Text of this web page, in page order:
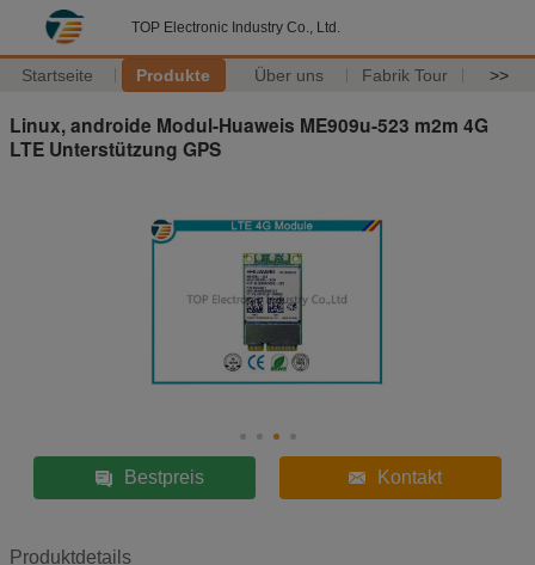
TOP Electronic Industry Co., Ltd.
Startseite Produkte Über uns Fabrik Tour >>
Linux, androide Modul-Huaweis ME909u-523 m2m 4G
LTE Unterstützung GPS
Bestpreis Kontakt
Produktdetails